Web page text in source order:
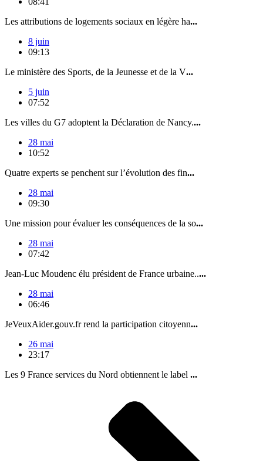
Les attributions de logements sociaux en légère ha...
8 juin
09:13
Le ministère des Sports, de la Jeunesse et de la V...
5 juin
07:52
Les villes du G7 adoptent la Déclaration de Nancy....
28 mai
10:52
Quatre experts se penchent sur l’évolution des fin...
28 mai
09:30
Une mission pour évaluer les conséquences de la so...
28 mai
07:42
Jean-Luc Moudenc élu président de France urbaine.....
28 mai
06:46
JeVeuxAider.gouv.fr rend la participation citoyenn...
26 mai
23:17
Les 9 France services du Nord obtiennent le label ...